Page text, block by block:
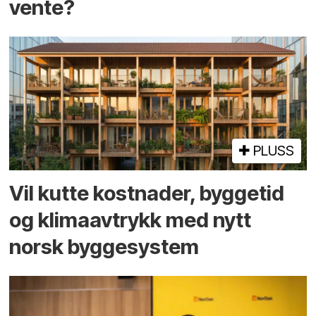
vente?
PLUSS
Vil kutte kostnader, byggetid
og klima­avtrykk med nytt
norsk bygge­system